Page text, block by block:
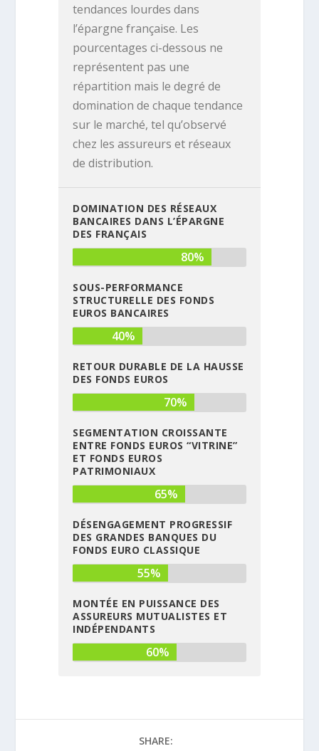
tendances lourdes dans
l’épargne française. Les
pourcentages ci-dessous ne
représentent pas une
répartition mais le degré de
domination de chaque tendance
sur le marché, tel qu’observé
chez les assureurs et réseaux
de distribution.
DOMINATION DES RÉSEAUX
BANCAIRES DANS L’ÉPARGNE
DES FRANÇAIS
80%
SOUS-PERFORMANCE
STRUCTURELLE DES FONDS
EUROS BANCAIRES
40%
RETOUR DURABLE DE LA HAUSSE
DES FONDS EUROS
70%
SEGMENTATION CROISSANTE
ENTRE FONDS EUROS “VITRINE”
ET FONDS EUROS
PATRIMONIAUX
65%
DÉSENGAGEMENT PROGRESSIF
DES GRANDES BANQUES DU
FONDS EURO CLASSIQUE
55%
MONTÉE EN PUISSANCE DES
ASSUREURS MUTUALISTES ET
INDÉPENDANTS
60%
SHARE: